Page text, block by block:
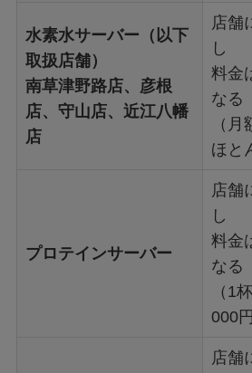
水素水サーバー（以下
取扱店舗）
南草津野路店、彦根
店、守山店、近江八幡
店
店舗
し
料金
なる
（
ほと
プロテインサーバー
店舗
し
料金
なる
（1
000
店舗